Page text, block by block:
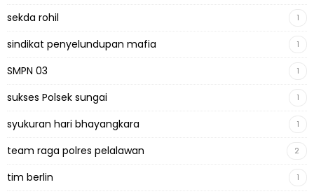
sekda rohil 1
sindikat penyelundupan mafia 1
SMPN 03 1
sukses Polsek sungai 1
syukuran hari bhayangkara 1
team raga polres pelalawan 2
tim berlin 1